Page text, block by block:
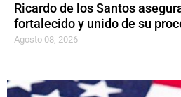
Ricardo de los Santos
fortalecido y unido de su
Agosto 08, 2026